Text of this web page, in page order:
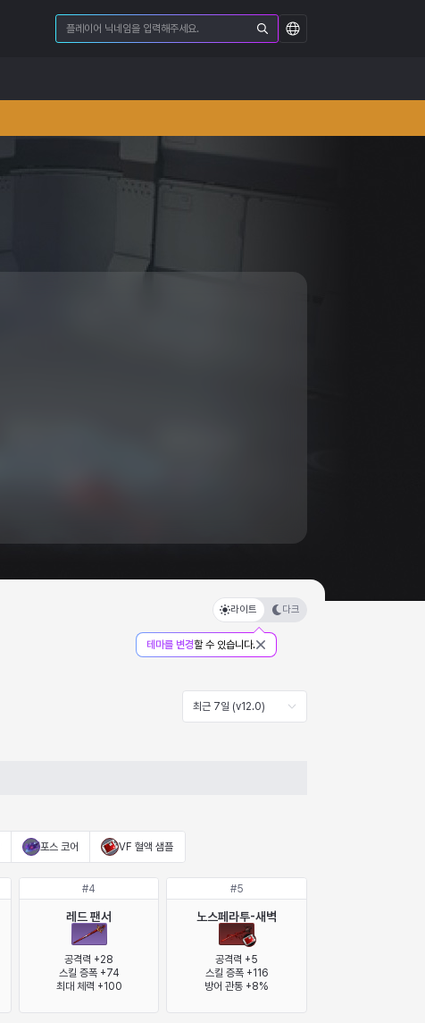
라이트 다크
테마를 변경할 수 있습니다.
최근 7일 (v12.0)
포스 코어 VF 혈액 샘플
#4
레드 팬서
공격력 +28
스킬 증폭 +74
최대 체력 +100
#5
노스페라투-새벽
공격력 +5
스킬 증폭 +116
방어 관통 +8%